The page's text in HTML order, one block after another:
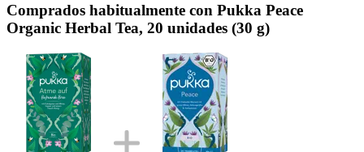
Comprados habitualmente con Pukka Peace
Organic Herbal Tea, 20 unidades (30 g)